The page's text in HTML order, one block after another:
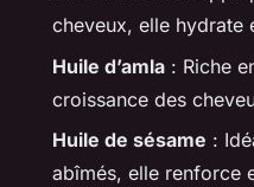
cheveux, elle hydrate
Huile d’amla : Riche
croissance des
Huile de sésame :
abîmés, elle renforce